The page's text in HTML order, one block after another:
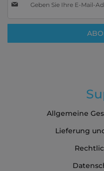
Sie
für
Newsletter
Allgemeine
Lieferung